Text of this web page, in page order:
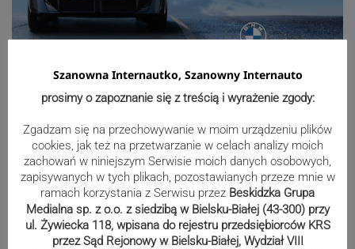
Sport
Mistrzowie świata z MCK Żywiec!
ZDJĘCIA
Szanowna Internautko, Szanowny Internauto
prosimy o zapoznanie się z treścią i wyrażenie zgody:
Zgadzam się na przechowywanie w moim urządzeniu plików
cookies, jak też na przetwarzanie w celach analizy moich
zachowań w niniejszym Serwisie moich danych osobowych,
zapisywanych w tych plikach, pozostawianych przeze mnie w
ramach korzystania z Serwisu przez Beskidzka Grupa
Medialna sp. z o.o. z siedzibą w Bielsku-Białej (43-300) przy
ul. Żywiecka 118, wpisana do rejestru przedsiębiorców KRS
przez Sąd Rejonowy w Bielsku-Białej, Wydział VIII